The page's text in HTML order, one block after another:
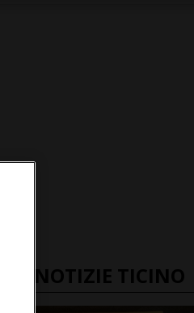
NOTIZIE TICINO